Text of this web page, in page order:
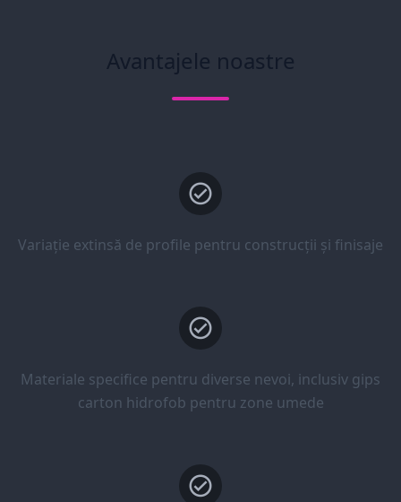
Avantajele noastre
Variație extinsă de profile pentru construcții și finisaje
Materiale specifice pentru diverse nevoi, inclusiv gips
carton hidrofob pentru zone umede